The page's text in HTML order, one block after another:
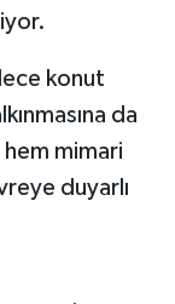
konut
da
hem mimari
duyarlı